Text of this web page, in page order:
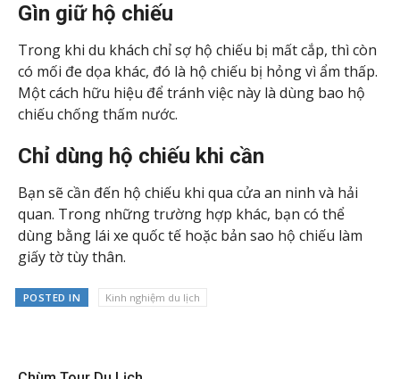
Gìn giữ hộ chiếu
Trong khi du khách chỉ sợ hộ chiếu bị mất cắp, thì còn
có mối đe dọa khác, đó là hộ chiếu bị hỏng vì ẩm thấp.
Một cách hữu hiệu để tránh việc này là dùng bao hộ
chiếu chống thấm nước.
Chỉ dùng hộ chiếu khi cần
Bạn sẽ cần đến hộ chiếu khi qua cửa an ninh và hải
quan. Trong những trường hợp khác, bạn có thể
dùng bằng lái xe quốc tế hoặc bản sao hộ chiếu làm
giấy tờ tùy thân.
POSTED IN Kinh nghiệm du lịch